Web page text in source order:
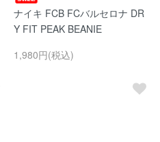
ナイキ FCB FCバルセロナ DR
Y FIT PEAK BEANIE
1,980円(税込)